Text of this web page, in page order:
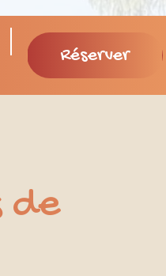
Réserver
de